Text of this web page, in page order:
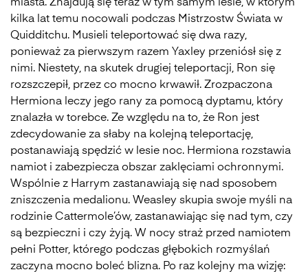
miasta. Znajdują się teraz w tym samym lesie, w którym
kilka lat temu nocowali podczas Mistrzostw Świata w
Quidditchu. Musieli teleportować się dwa razy,
ponieważ za pierwszym razem Yaxley przeniósł się z
nimi. Niestety, na skutek drugiej teleportacji, Ron się
rozszczepił, przez co mocno krwawił. Zrozpaczona
Hermiona leczy jego rany za pomocą dyptamu, który
znalazła w torebce. Ze względu na to, że Ron jest
zdecydowanie za słaby na kolejną teleportację,
postanawiają spędzić w lesie noc. Hermiona rozstawia
namiot i zabezpiecza obszar zaklęciami ochronnymi.
Wspólnie z Harrym zastanawiają się nad sposobem
zniszczenia medalionu. Weasley skupia swoje myśli na
rodzinie Cattermole’ów, zastanawiając się nad tym, czy
są bezpieczni i czy żyją. W nocy straż przed namiotem
pełni Potter, którego podczas głębokich rozmyślań
zaczyna mocno boleć blizna. Po raz kolejny ma wizję: